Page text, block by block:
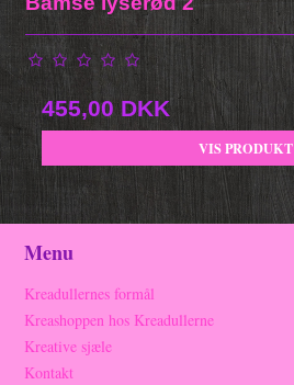
455,00 DKK
VIS PRODUKT
Menu
Kreadullernes formål
Kreashoppen hos Kreadullerne
Kreative sjæle
Kontakt